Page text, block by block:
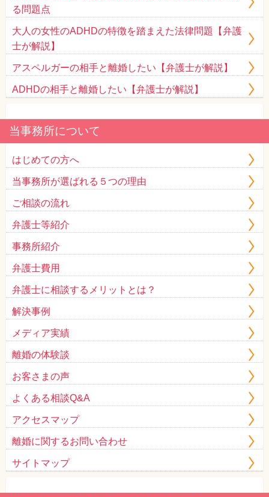
る問題点
大人の女性のADHDの特徴を踏まえた法律問題【弁護
士が解説】
アスペルガーの相手と離婚したい【弁護士が解説】
ADHDの相手と離婚したい【弁護士が解説】
当事務所について
はじめての方へ
当事務所が選ばれる５つの理由
ご相談の流れ
弁護士等紹介
事務所紹介
弁護士費用
弁護士に相談するメリットとは？
解決事例
メディア実績
離婚の体験談
お客さまの声
よくある相談Q&A
アクセスマップ
離婚に関するお問い合わせ
サイトマップ